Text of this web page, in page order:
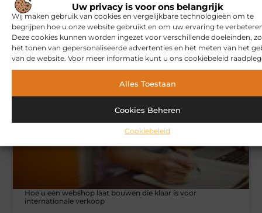
Uw privacy is voor ons belangrijk
Wij maken gebruik van cookies en vergelijkbare technologieën om te
begrijpen hoe u onze website gebruikt en om uw ervaring te
Deze cookies kunnen worden ingezet voor verschillende doeleinden,
het tonen van gepersonaliseerde advertenties en het meten van het
van de website. Voor meer informatie kunt u ons cookiebeleid
Alles Toestaan
Cookies Beheren
Cookiebeleid
Gerelateerde artikelendie u
mogelijk interesseren
Hoe u een webshop laat bouwen die klaar is voor
internationale verkoop